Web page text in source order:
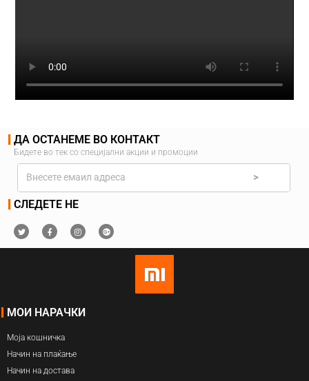
ДА ОСТАНЕМЕ ВО КОНТАКТ
Бидете во тек со специјални акции и промоции
>
СЛЕДЕТЕ НЕ
МОИ НАРАЧКИ
Моја кошничка
Начин на плаќање
Начин на достава